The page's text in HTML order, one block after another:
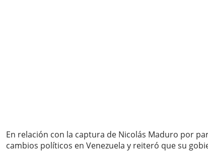
En relación con la captura de Nicolás Maduro por
cambios políticos en Venezuela y reiteró que su